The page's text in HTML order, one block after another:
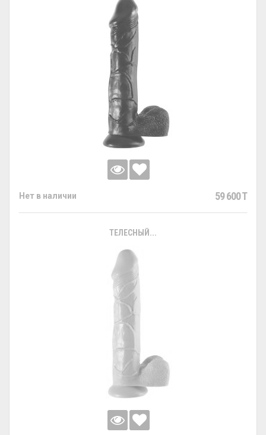
Нет в наличии 59 600 T
ТЕЛЕСНЫЙ...